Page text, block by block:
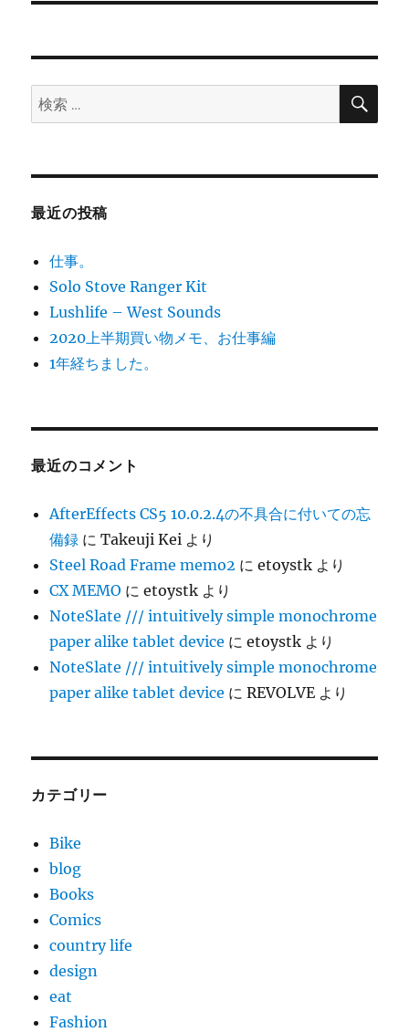
シ
ン
投
検
索:
検
最近の投稿
仕事。
Solo Stove Ranger Kit
Lushlife – West Sounds
2020上半期買い物メモ、お仕事編
1年経ちました。
最近のコメント
AfterEffects CS5 10.0.2.4の不具合に付いての忘
備録 にTakeuji Kei より
Steel Road Frame memo2 にetoystk より
CX MEMO にetoystk より
NoteSlate /// intuitively simple monochrome
paper alike tablet device にetoystk より
NoteSlate /// intuitively simple monochrome
paper alike tablet device にREVOLVE より
カテゴリー
Bike
blog
Books
Comics
country life
design
eat
Fashion